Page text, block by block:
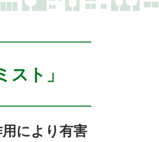
ト」
により有害